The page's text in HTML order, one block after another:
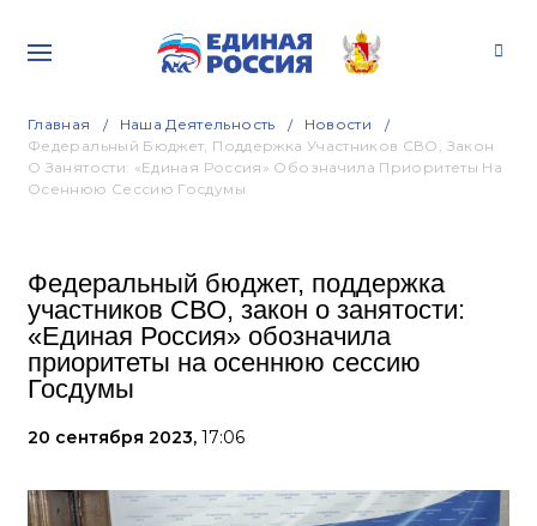
Главная Наша Деятельность
Новости
Федеральный Бюджет, Поддержка Участников СВО, Закон
О Занятости: «Единая Россия» Обозначила Приоритеты На
Осеннюю Сессию Госдумы
Федеральный бюджет, поддержка
участников СВО, закон о занятости:
«Единая Россия» обозначила
приоритеты на осеннюю сессию
Госдумы
20 сентября 2023, 17:06